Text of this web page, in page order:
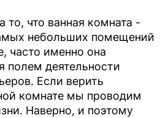
то, что ванная комната -
небольших помещений
часто именно она
полем деятельности
Если верить
комнате мы проводим
Наверно, и поэтому